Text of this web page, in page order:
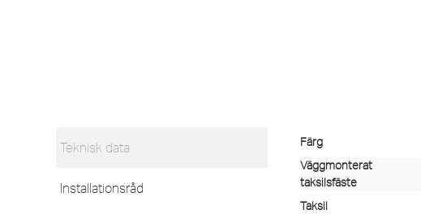
Teknisk data
Installationsråd
Färg
Väggmonterat
taksilsfäste
Taksil